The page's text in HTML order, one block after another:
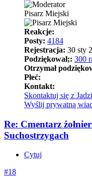
Pisarz Miejski
Reakcje:
Posty: 4184
Rejestracja: 30 sty
Podziękował;: 300
Otrzymał
Płeć:
Kontakt:
Skontaktuj się z
Wyślij prywatną
Re: Cmentarz
Suchostrzygach
Cytuj
#18